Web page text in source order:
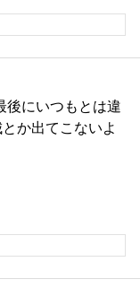
後にいつもとは違
か出てこないよ